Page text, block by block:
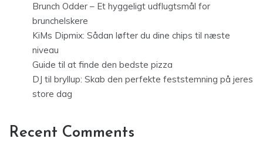
Brunch Odder – Et hyggeligt udflugtsmål for
brunchelskere
KiMs Dipmix: Sådan løfter du dine chips til næste
niveau
Guide til at finde den bedste pizza
DJ til bryllup: Skab den perfekte feststemning på jeres
store dag
Recent Comments